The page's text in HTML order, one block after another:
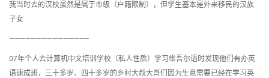
我当时去的汉校虽然是属于市级（户籍限制），但学生基本是外来移民的汉族
子女
——————————————–
07年个人去计算机中文培训学校（私人性质）学习维吾尔语时发现他们有办英
语速成班，三十多岁、四十多岁的乡村大叔大哥们因为生意需要已经在学习英